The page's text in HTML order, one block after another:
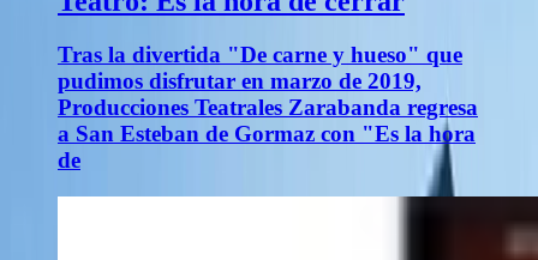
Tras la divertida "De carne y hueso" que
pudimos disfrutar en marzo de 2019,
Producciones Teatrales Zarabanda regresa
a San Esteban de Gormaz con "Es la hora
de